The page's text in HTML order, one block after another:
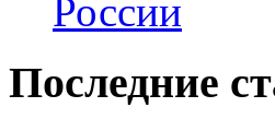
России
Последние